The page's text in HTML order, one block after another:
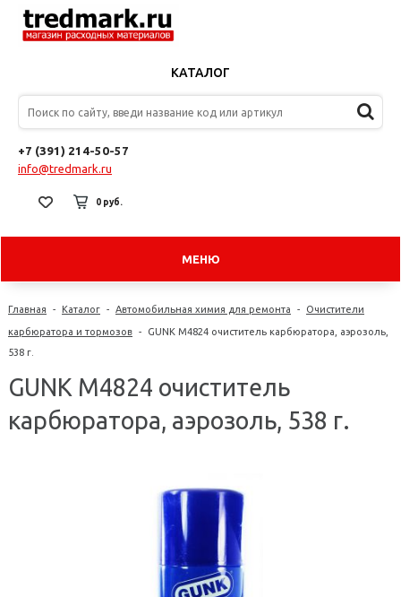
КАТАЛОГ
+7 (391) 214-50-57
info@tredmark.ru
0 руб.
МЕНЮ
Главная - Каталог - Автомобильная химия для ремонта - Очистители
карбюратора и тормозов -
GUNK M4824 очиститель карбюратора, аэрозоль,
538 г.
GUNK M4824 очиститель
карбюратора, аэрозоль, 538 г.